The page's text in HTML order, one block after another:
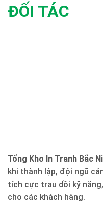
ĐỐI TÁC
Tổng Kho In Tranh Bắc
khi thành lập, đội ngũ
tích cực trau dồi kỹ
cho các khách hàng.